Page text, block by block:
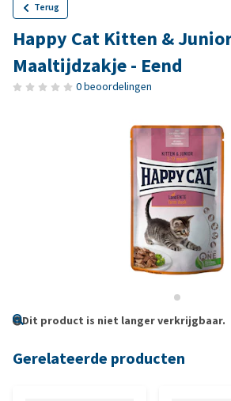
Terug
Happy Cat Kitten &
Maaltijdzakje - Eend
0 beoordelingen
Dit product is niet langer verkrijgbaar.
Gerelateerde producten